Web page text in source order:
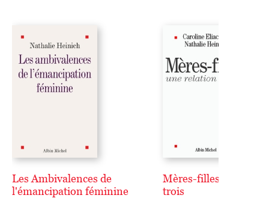
Les Ambivalences de
l'émancipation féminine
Mères-filles, une
trois